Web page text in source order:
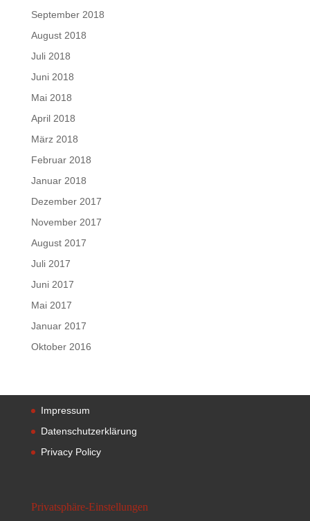
September 2018
August 2018
Juli 2018
Juni 2018
Mai 2018
April 2018
März 2018
Februar 2018
Januar 2018
Dezember 2017
November 2017
August 2017
Juli 2017
Juni 2017
Mai 2017
Januar 2017
Oktober 2016
Impressum
Datenschutzerklärung
Privacy Policy
Privatsphäre-Einstellungen